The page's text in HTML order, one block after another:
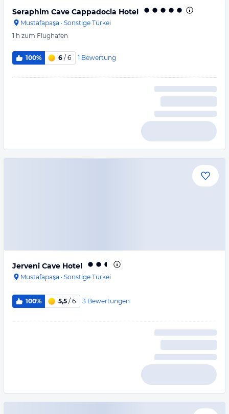
Seraphim Cave Cappadocia Hotel
Mustafapaşa · Sonstige Türkei
1 h zum Flughafen
100% 6 / 6 1 Bewertung
Jerveni Cave Hotel
Mustafapaşa · Sonstige Türkei
100% 5,5 / 6 3 Bewertungen